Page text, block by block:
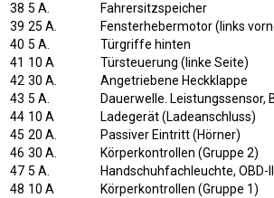
38 5 A.
Fahrersitzspeicher
39 25 A.
Fensterhebermotor (links
40 5 A.
Türgriffe hinten
41 10 A
Türsteuerung (linke Seite)
42 30 A.
Angetriebene Heckklappe
43 5 A.
Dauerwelle. Leistungssensor,
44 10 A
Ladegerät (Ladeanschluss)
45 20 A.
Passiver Eintritt (Hörner)
46 30 A.
Körperkontrollen (Gruppe 2)
47 5 A.
Handschuhfachleuchte, OBD-II
48 10 A
Körperkontrollen (Gruppe 1)